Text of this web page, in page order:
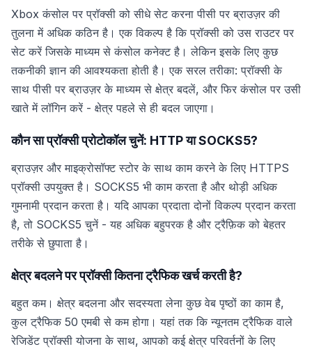
Xbox कंसोल पर प्रॉक्सी को सीधे सेट करना पीसी पर ब्राउज़र की
तुलना में अधिक कठिन है। एक विकल्प है कि प्रॉक्सी को उस राउटर पर
सेट करें जिसके माध्यम से कंसोल कनेक्ट है। लेकिन इसके लिए कुछ
तकनीकी ज्ञान की आवश्यकता होती है। एक सरल तरीका: प्रॉक्सी के
साथ पीसी पर ब्राउज़र के माध्यम से क्षेत्र बदलें, और फिर कंसोल पर उसी
खाते में लॉगिन करें - क्षेत्र पहले से ही बदल जाएगा।
कौन सा प्रॉक्सी प्रोटोकॉल चुनें: HTTP या SOCKS5?
ब्राउज़र और माइक्रोसॉफ्ट स्टोर के साथ काम करने के लिए HTTPS
प्रॉक्सी उपयुक्त है। SOCKS5 भी काम करता है और थोड़ी अधिक
गुमनामी प्रदान करता है। यदि आपका प्रदाता दोनों विकल्प प्रदान करता
है, तो SOCKS5 चुनें - यह अधिक बहुपरक है और ट्रैफ़िक को बेहतर
तरीके से छुपाता है।
क्षेत्र बदलने पर प्रॉक्सी कितना ट्रैफिक खर्च करती है?
बहुत कम। क्षेत्र बदलना और सदस्यता लेना कुछ वेब पृष्ठों का काम है,
कुल ट्रैफिक 50 एमबी से कम होगा। यहां तक कि न्यूनतम ट्रैफिक वाले
रेजिडेंट प्रॉक्सी योजना के साथ, आपको कई क्षेत्र परिवर्तनों के लिए